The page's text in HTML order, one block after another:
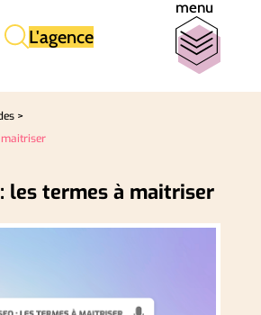
L'agence
menu
>
maitriser
les termes à maitriser